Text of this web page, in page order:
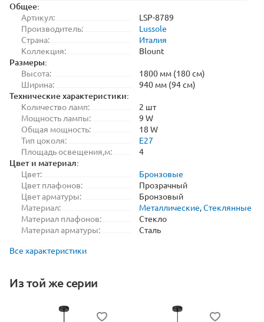
Общее:
Артикул:
LSP-8789
Производитель:
Lussole
Страна:
Италия
Коллекция:
Blount
Размеры:
Высота:
1800 мм (180 см)
Ширина:
940 мм (94 см)
Технические характеристики:
Количество ламп:
2 шт
Мощность лампы:
9 W
Общая мощность:
18 W
Тип цоколя:
E27
Площадь освещения,м:
4
Цвет и материал:
Цвет:
Бронзовые
Цвет плафонов:
Прозрачный
Цвет арматуры:
Бронзовый
Материал:
Металлические,Стеклянные
Материал плафонов:
Стекло
Материал арматуры:
Сталь
Все характеристики
Из той же серии